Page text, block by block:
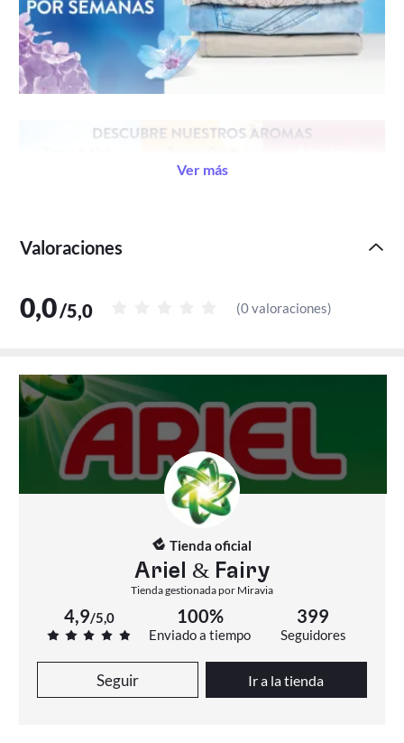
Ver más
Valoraciones
0,0/5,0 (0 valoraciones)
Tienda oficial
Ariel & Fairy
Tienda gestionada por Miravia
4,9/5,0 100%
Enviado a tiempo
399
Seguidores
Seguir Ir a la tienda